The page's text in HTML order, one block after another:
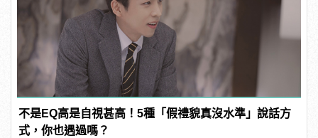
不是EQ高是自視甚高！5種「假禮貌真沒水準」說話方
式，你也遇過嗎？